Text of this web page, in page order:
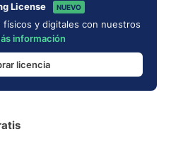
License NUEVO
y digitales con nuestros
información
licencia